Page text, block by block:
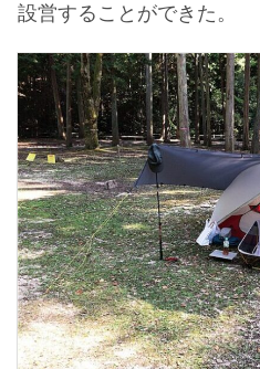
設営することができた。